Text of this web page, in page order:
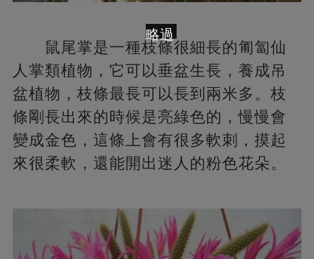
鼠尾掌是一種枝條很細長的匍匐仙
人掌類植物，它可以垂盆生長，養成吊
盆植物，枝條最長可以長到兩米多。枝
條剛長出來的時候是亮綠色的，慢慢會
變成金色，這條上會有很多軟刺，摸起
來很柔軟，還能開出迷人的粉色花朵。
略過